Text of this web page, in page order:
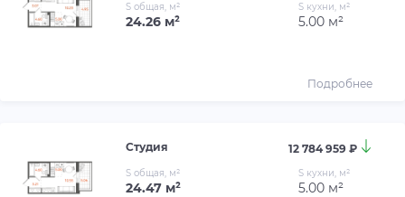
S общая, м²
24.26 м²
S кухни, м²
5.00 м²
Подробнее
Студия 12 784 959 ₽
S общая, м²
24.47 м²
S кухни, м²
5.00 м²